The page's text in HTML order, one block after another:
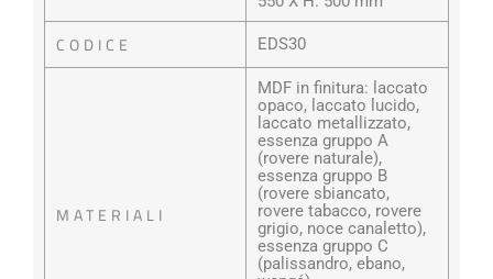
CODICE EDS30
MATERIALI
MDF in finitura: laccato
opaco, laccato lucido,
laccato metallizzato,
essenza gruppo A
(rovere naturale),
essenza gruppo B
(rovere sbiancato,
rovere tabacco, rovere
grigio, noce canaletto),
essenza gruppo C
(palissandro, ebano,